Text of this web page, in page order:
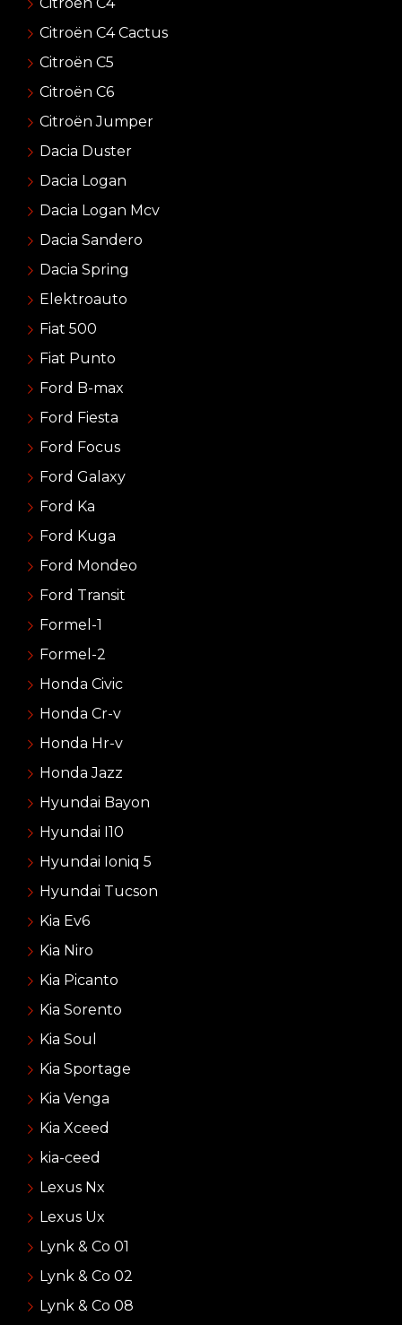
Citroën C4 Cactus
Citroën C5
Citroën C6
Citroën Jumper
Dacia Duster
Dacia Logan
Dacia Logan Mcv
Dacia Sandero
Dacia Spring
Elektroauto
Fiat 500
Fiat Punto
Ford B-max
Ford Fiesta
Ford Focus
Ford Galaxy
Ford Ka
Ford Kuga
Ford Mondeo
Ford Transit
Formel-1
Formel-2
Honda Civic
Honda Cr-v
Honda Hr-v
Honda Jazz
Hyundai Bayon
Hyundai I10
Hyundai Ioniq 5
Hyundai Tucson
Kia Ev6
Kia Niro
Kia Picanto
Kia Sorento
Kia Soul
Kia Sportage
Kia Venga
Kia Xceed
kia-ceed
Lexus Nx
Lexus Ux
Lynk & Co 01
Lynk & Co 02
Lynk & Co 08